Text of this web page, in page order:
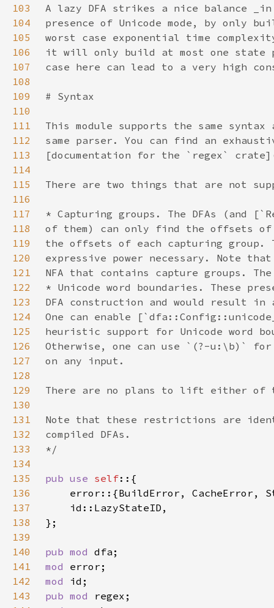
103
104
105
106
107
108
109
110
111
112
113
114
115
116
117
118
119
120
121
122
123
124
125
126
127
128
129
130
131
132
133
134
135
pub use self
136
137
138
139
140
pub mod
141
mod
142
mod
143
pub mod